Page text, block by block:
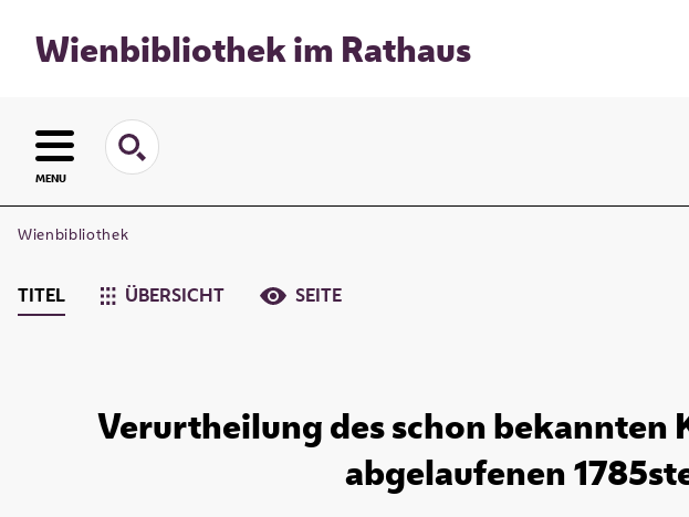
Wienbibliothek im Rathaus
MENU
Wienbibliothek
TITEL ÜBERSICHT SEITE
Verurtheilung des schon bekannten
abgelaufenen